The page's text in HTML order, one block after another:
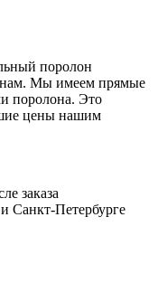
поролон
Мы имеем прямые
поролона. Это
цены нашим
заказа
Санкт-Петербурге